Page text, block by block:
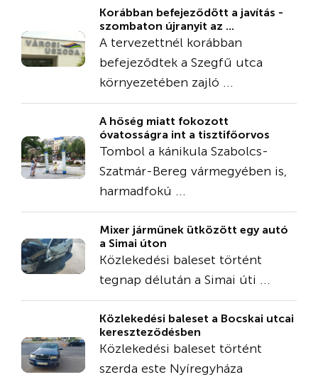
Korábban befejeződött a javítás -
szombaton újranyit az ...
A tervezettnél korábban
befejeződtek a Szegfű utca
környezetében zajló ...
A hőség miatt fokozott
óvatosságra int a tisztifőorvos
Tombol a kánikula Szabolcs-
Szatmár-Bereg vármegyében is,
harmadfokú ...
Mixer járműnek ütközött egy autó
a Simai úton
Közlekedési baleset történt
tegnap délután a Simai úti ...
Közlekedési baleset a Bocskai utcai
kereszteződésben
Közlekedési baleset történt
szerda este Nyíregyháza